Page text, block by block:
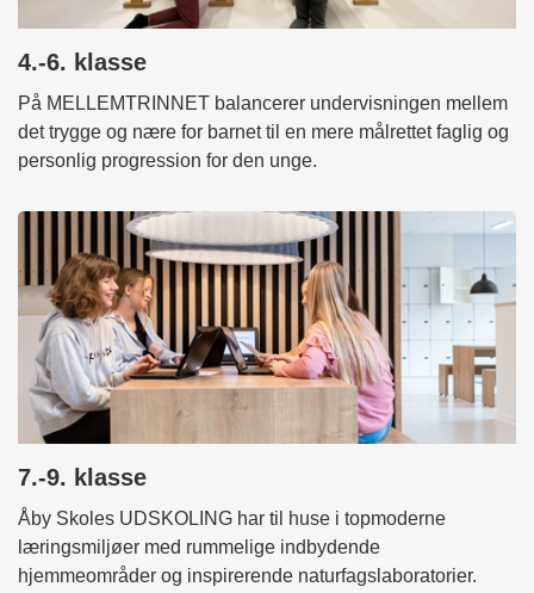
4.-6. klasse
På MELLEMTRINNET balancerer undervisningen mellem
det trygge og nære for barnet til en mere målrettet faglig og
personlig progression for den unge.
7.-9. klasse
Åby Skoles UDSKOLING har til huse i topmoderne
læringsmiljøer med rummelige indbydende
hjemmeområder og inspirerende naturfagslaboratorier.